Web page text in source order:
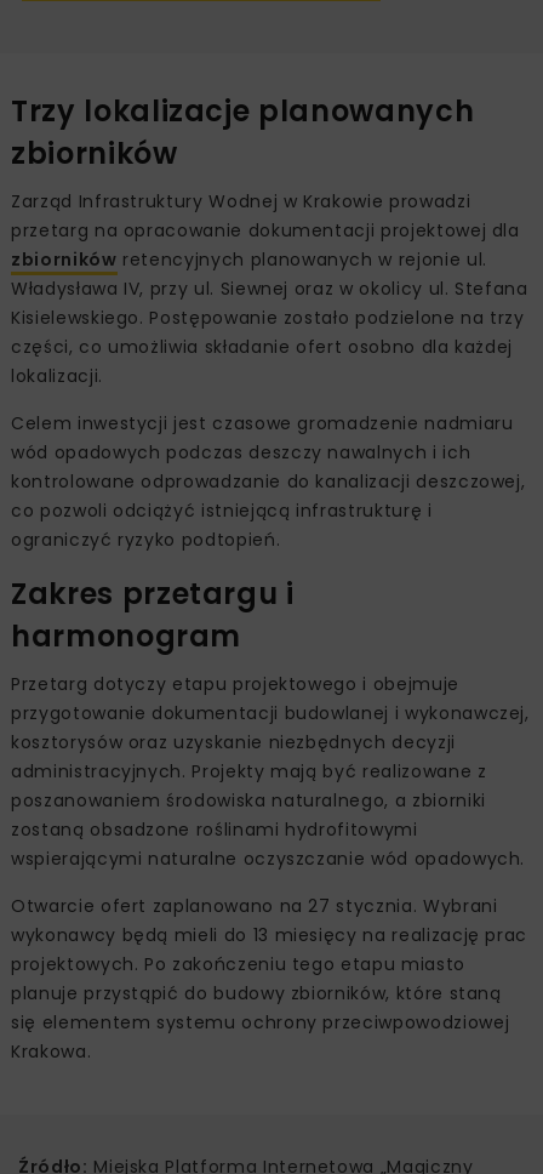
Trzy lokalizacje planowanych
zbiorników
Zarząd Infrastruktury Wodnej w Krakowie prowadzi
przetarg na opracowanie dokumentacji projektowej dla
zbiorników retencyjnych planowanych w rejonie ul.
Władysława IV, przy ul. Siewnej oraz w okolicy ul. Stefana
Kisielewskiego. Postępowanie zostało podzielone na trzy
części, co umożliwia składanie ofert osobno dla każdej
lokalizacji.
Celem inwestycji jest czasowe gromadzenie nadmiaru
wód opadowych podczas deszczy nawalnych i ich
kontrolowane odprowadzanie do kanalizacji deszczowej,
co pozwoli odciążyć istniejącą infrastrukturę i
ograniczyć ryzyko podtopień.
Zakres przetargu i
harmonogram
Przetarg dotyczy etapu projektowego i obejmuje
przygotowanie dokumentacji budowlanej i wykonawczej,
kosztorysów oraz uzyskanie niezbędnych decyzji
administracyjnych. Projekty mają być realizowane z
poszanowaniem środowiska naturalnego, a zbiorniki
zostaną obsadzone roślinami hydrofitowymi
wspierającymi naturalne oczyszczanie wód opadowych.
Otwarcie ofert zaplanowano na 27 stycznia. Wybrani
wykonawcy będą mieli do 13 miesięcy na realizację prac
projektowych. Po zakończeniu tego etapu miasto
planuje przystąpić do budowy zbiorników, które staną
się elementem systemu ochrony przeciwpowodziowej
Krakowa.
Źródło: Miejska Platforma Internetowa „Magiczny